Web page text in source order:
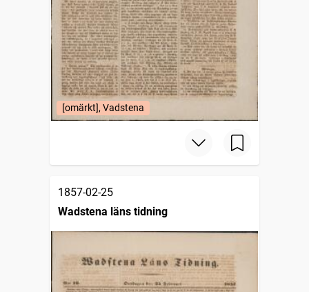
[omärkt], Vadstena
1857-02-25
Wadstena läns tidning